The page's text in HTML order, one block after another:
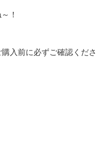
！
入前に必ずご確認くださ